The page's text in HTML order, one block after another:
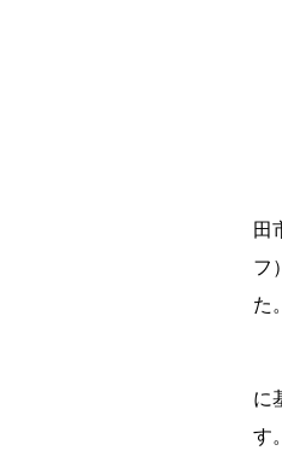
田
フ
た。
に
す